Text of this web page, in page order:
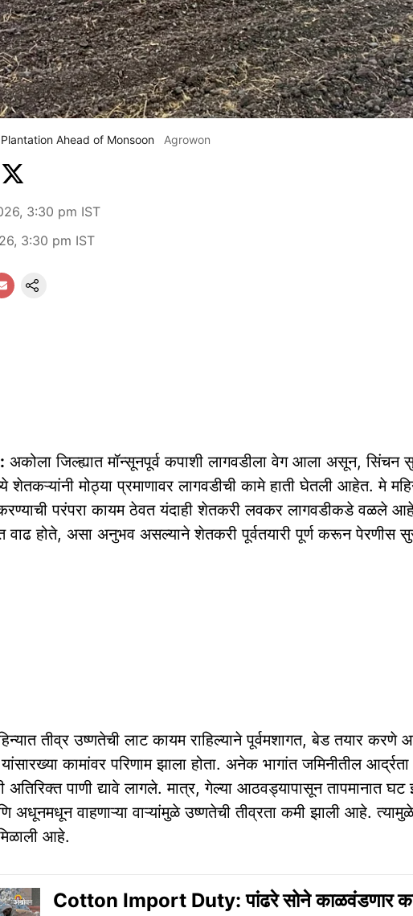
Ahead of Monsoon Agrowon
3:30 pm IST
3:30 pm IST
अकोला जिल्ह्यात मॉन्सूनपूर्व कपाशी लागवडीला वेग आला असून, सिंचन
मोठ्या प्रमाणावर लागवडीची कामे हाती घेतली आहेत. मे
परंपरा कायम ठेवत यंदाही शेतकरी लवकर लागवडीकडे वळले
वाढ होते, असा अनुभव असल्याने शेतकरी पूर्वतयारी पूर्ण करून पेरणीस
तीव्र उष्णतेची लाट कायम राहिल्याने पूर्वमशागत, बेड तयार करणे
कामांवर परिणाम झाला होता. अनेक भागांत जमिनीतील आर्द्रता
अतिरिक्त पाणी द्यावे लागले. मात्र, गेल्या आठवड्यापासून तापमानात घट
अधूनमधून वाहणाऱ्या वाऱ्यांमुळे उष्णतेची तीव्रता कमी झाली आहे.
आहे.
Cotton Import Duty: पांढरे सोने काळवंडणार